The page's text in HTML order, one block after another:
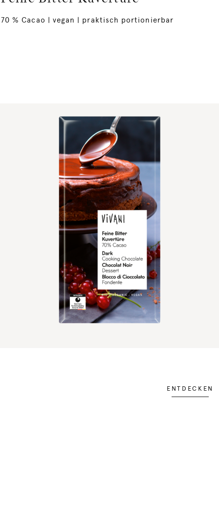
70 % Cacao | vegan | praktisch portionierbar
ENTDECKEN